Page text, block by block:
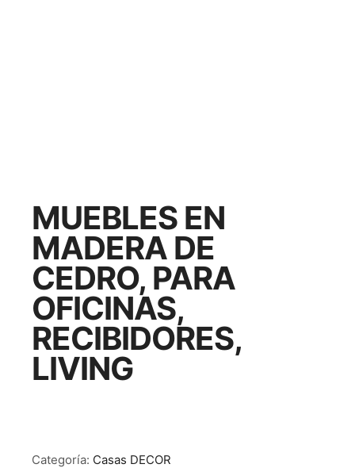
MUEBLES EN
MADERA DE
CEDRO, PARA
OFICINAS,
RECIBIDORES,
LIVING
Categoría: Casas DECOR